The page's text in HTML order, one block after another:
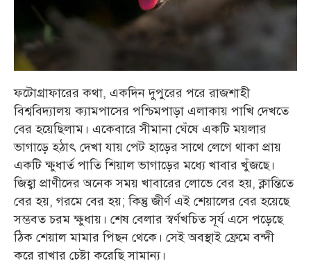
ফটোগ্রাফারের কথা, একদিন দুপুরের পরে রাজশাহী
বিশ্ববিদ্যালয় ক্যামপাসের পশ্চিমপাড়া এলাকায় পাখি দেখতে
বের হয়েছিলাম। একেবারে সীমানা ঘেঁষে একটি ময়লার
ভাগাড়ে হঠাৎ দেখা যায় পেট হাড়ের সাথে লেগে থাকা প্রায়
একটি ক্ষুধার্ত পাতি শিয়াল ভাগাড়ের মধ্যে খাবার খুঁজছে।
জিহ্বা প্রাণীদের অনেক সময় খাবারের লোভে বের হয়, ক্লান্তিতে
বের হয়, গরমে বের হয়; কিন্তু জীর্ণ এই শেয়ালের বের হয়েছে
সম্ভবত চরম ক্ষুধায়। শেষ বেলার স্বর্ণখচিত সূর্য এসে পড়েছে
ঠিক শেয়াল মামার পিছন থেকে। সেই অবস্থাই ফ্রেমে বন্দী
করে রাখার চেষ্টা করেছি সামান্য।